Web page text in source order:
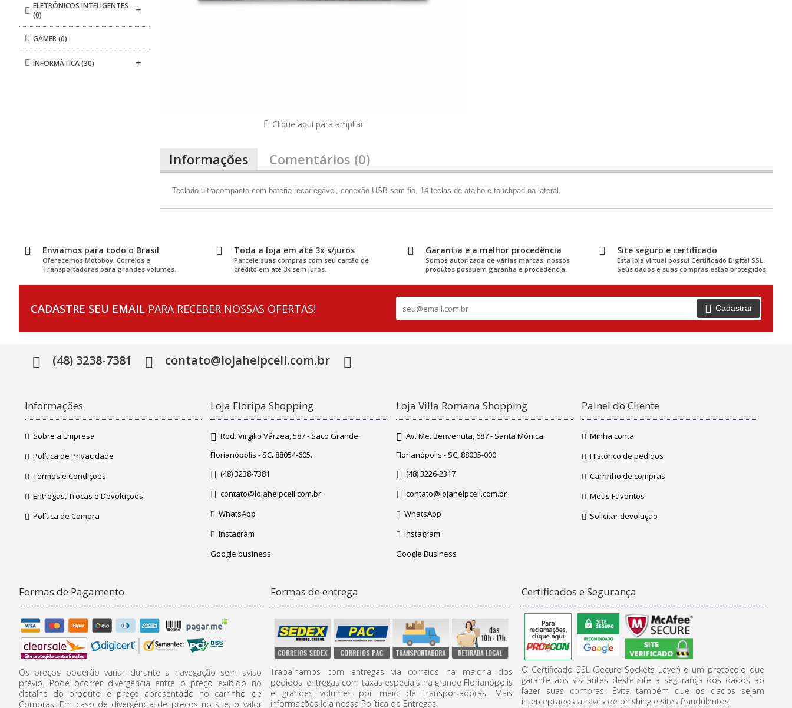
ELETRÔNICOS INTELIGENTES
(0)
+
GAMER(0)
INFORMÁTICA(30) +
Clique aqui para ampliar
Informações Comentários (0)
Teclado ultracompacto com bateria recarregável, conexão USB sem fio, 14 teclas de atalho e touchpad na lateral.
Enviamos para todo o Brasil
Oferecemos Motoboy, Correios e
Transportadoras para grandes volumes.
Toda a loja em até 3x s/juros
Parcele suas compras com seu cartão de
crédito em até 3x sem juros.
Garantia e a melhor procedência
Somos autorizada de várias marcas, nossos
produtos possuem garantia e procedência.
Site seguro e certificado
Esta loja virtual possui Certificado Digital SSL.
Seus dados e suas compras estão protegidos.
CADASTRE SEU EMAIL PARA RECEBER NOSSAS OFERTAS! Cadastrar
(48) 3238-7381 contato@lojahelpcell.com.br
Informações
Sobre a Empresa
Política de Privacidade
Termos e Condições
Entregas, Trocas e Devoluções
Política de Compra
Loja Floripa Shopping
Rod. Virgílio Várzea, 587 - Saco Grande.
Florianópolis - SC. 88054-605.
(48) 3238-7381
contato@lojahelpcell.com.br
WhatsApp
Instagram
Google business
Loja Villa Romana Shopping
Av. Me. Benvenuta, 687 - Santa Mônica.
Florianópolis - SC, 88035-000.
(48) 3226-2317
contato@lojahelpcell.com.br
WhatsApp
Instagram
Google Business
Painel do Cliente
Minha conta
Histórico de pedidos
Carrinho de compras
Meus Favoritos
Solicitar devolução
Formas de Pagamento
Os preços poderão variar durante a navegação sem aviso
prévio. Pode ocorrer divergência entre o preço exibido no
detalhe do produto e preço apresentado no carrinho de
Compras. Em caso de divergência de preços no site, o valor
Formas de entrega
Trabalhamos com entregas via correios na maioria dos
pedidos, entregas com taxas especiais na grande Florianópolis
e grandes volumes por meio de transportadoras. Mais
informações leia nossa Política de Entregas.
Certificados e Segurança
O Certificado SSL (Secure Sockets Layer) é um protocolo que
garante aos visitantes deste site a segurança dos dados ao
fazer suas compras. Evita também que os dados sejam
interceptados através de phishing e sites fraudulentos.